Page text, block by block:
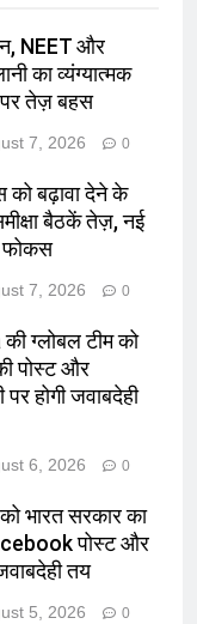
NEET और
का व्यंग्यात्मक
पर तेज़ बहस
7, 2026 0
को बढ़ावा देने के
बैठकें तेज़, नई
फोकस
7, 2026 0
ग्लोबल टीम को
पोस्ट और
होगी जवाबदेही
6, 2026 0
भारत सरकार का
पोस्ट और
तय
5, 2026 0